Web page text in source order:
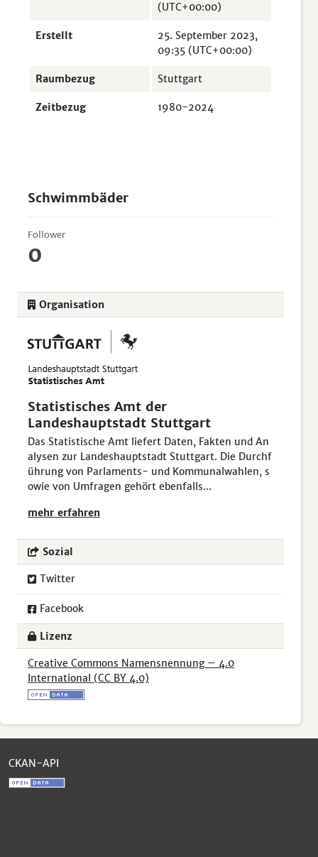
Schwimmbäder
Follower
0
Organisation
Statistisches Amt der
Landeshauptstadt Stuttgart
Das Statistische Amt liefert Daten, Fakten und An
alysen zur Landeshauptstadt Stuttgart. Die Durchf
ührung von Parlaments- und Kommunalwahlen, s
owie von Umfragen gehört ebenfalls...
mehr erfahren
Sozial
Twitter
Facebook
Lizenz
Creative Commons Namensnennung – 4.0
International (CC BY 4.0)
(UTC+00:00)
Erstellt
25. September 2023,
09:35 (UTC+00:00)
Raumbezug Stuttgart
Zeitbezug 1980-2024
CKAN-API